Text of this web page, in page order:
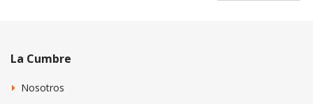
La Cumbre
Nosotros